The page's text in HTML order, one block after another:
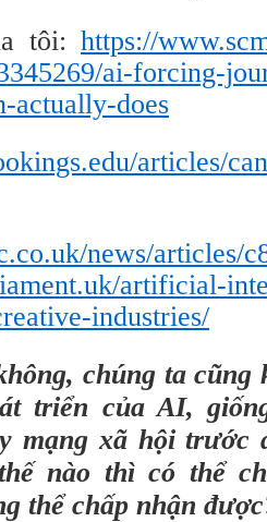
tôi: https://
ai-forcing-
actually-does
articles/
news/articles/
artificial-
industries/
chúng ta cũng
triển của AI,
mạng xã hội trước
nào thì có thể
thể chấp nhận